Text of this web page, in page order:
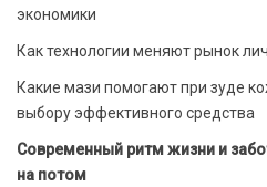
экономики
Как технологии меняют рынок
Какие мази помогают при зуде
выбору эффективного средства
Современный ритм жизни и
на потом